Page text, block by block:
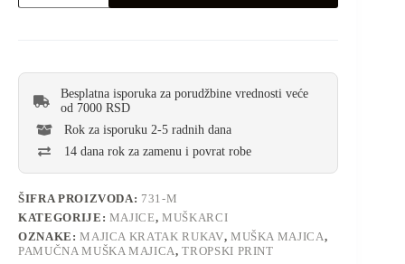
Besplatna isporuka za porudžbine vrednosti veće
od 7000 RSD
Rok za isporuku 2-5 radnih dana
14 dana rok za zamenu i povrat robe
ŠIFRA PROIZVODA: 731-M
KATEGORIJE: MAJICE,MUŠKARCI
OZNAKE:MAJICA KRATAK RUKAV, MUŠKA MAJICA,
PAMUČNA MUŠKA MAJICA,TROPSKI PRINT